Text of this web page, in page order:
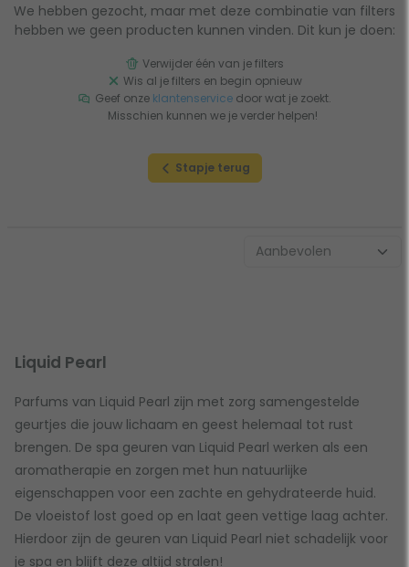
We hebben gezocht, maar met deze combinatie van filters
hebben we geen producten kunnen vinden. Dit kun je doen:
Verwijder één van je filters
Wis al je filters en begin opnieuw
Geef onze klantenservicedoor wat je zoekt.
Misschien kunnen we je verder helpen!
Stapje terug
Liquid Pearl
Parfums van Liquid Pearl zijn met zorg samengestelde
geurtjes die jouw lichaam en geest helemaal tot rust
brengen. De spa geuren van Liquid Pearl werken als een
aromatherapie en zorgen met hun natuurlijke
eigenschappen voor een zachte en gehydrateerde huid.
De vloeistof lost goed op en laat geen vettige laag achter.
Hierdoor zijn de geuren van Liquid Pearl niet schadelijk voor
je spa en blijft deze altijd stralen!